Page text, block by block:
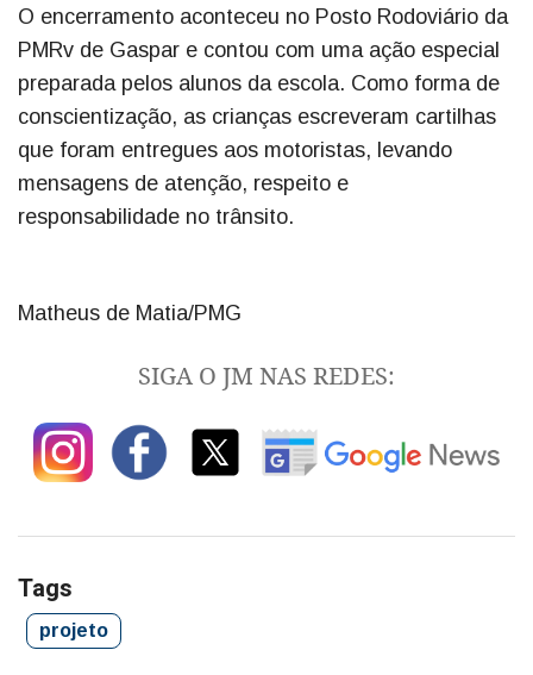
O encerramento aconteceu no Posto Rodoviário da
PMRv de Gaspar e contou com uma ação especial
preparada pelos alunos da escola. Como forma de
conscientização, as crianças escreveram cartilhas
que foram entregues aos motoristas, levando
mensagens de atenção, respeito e
responsabilidade no trânsito.
Matheus de Matia/PMG
SIGA O JM NAS REDES:
Tags
projeto